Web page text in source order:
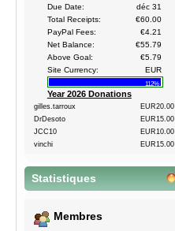
Due Date:
déc 31
Total Receipts:
€60.00
PayPal Fees:
€4.21
Net Balance:
€55.79
Above Goal:
€5.79
Site Currency:
EUR
112%
Year 2026 Donations
gilles.tarroux
EUR20.00
DrDesoto
EUR15.00
JCC10
EUR10.00
vinchi
EUR15.00
Statistiques
Membres